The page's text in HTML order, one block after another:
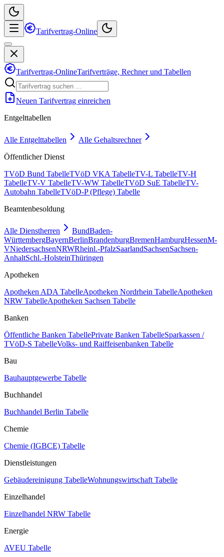
Tarifvertrag-Online
Tarifvertrag-OnlineTarifverträge, Rechner und Tabellen
Neuen Tarifvertrag einreichen
Entgelttabellen
Alle Entgelttabellen
Alle Gehaltsrechner
Öffentlicher Dienst
TVöD Bund TabelleTVöD VKA TabelleTV-L TabelleTV-H
TabelleTV-V TabelleTV-WW TabelleTVöD SuE TabelleTV-
Autobahn TabelleTVöD-P (Pflege) Tabelle
Beamtenbesoldung
Alle Dienstherren BundBaden-
WürttembergBayernBerlinBrandenburgBremenHamburgHessenM-
VNiedersachsenNRWRheinl.-PfalzSaarlandSachsenSachsen-
AnhaltSchl.-HolsteinThüringen
Apotheken
Apotheken ADA TabelleApotheken Nordrhein TabelleApotheken
NRW TabelleApotheken Sachsen Tabelle
Banken
Öffentliche Banken TabellePrivate Banken TabelleSparkassen /
TVöD-S TabelleVolks- und Raiffeisenbanken Tabelle
Bau
Bauhauptgewerbe Tabelle
Buchhandel
Buchhandel Berlin Tabelle
Chemie
Chemie (IGBCE) Tabelle
Dienstleistungen
Gebäudereinigung TabelleWohnungswirtschaft Tabelle
Einzelhandel
Einzelhandel NRW Tabelle
Energie
AVEU Tabelle